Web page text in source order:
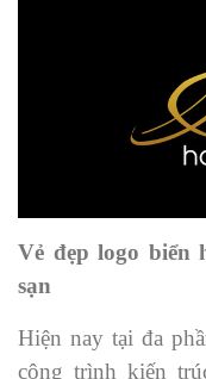
Vẻ đẹp logo biển
sạn
Hiện nay tại đa
công trình kiến